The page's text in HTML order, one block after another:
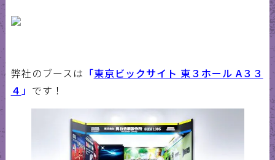
弊社のブースは 「東京ビックサイト 東３ホール A３３
４」 です！